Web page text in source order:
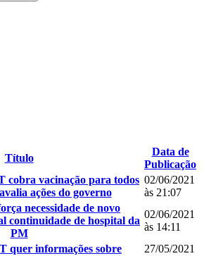
Título
Data de
Publicação
cobra vacinação para todos
ações do governo
02/06/2021
às 21:07
necessidade de novo
continuidade de hospital da
PM
02/06/2021
às 14:11
quer informações sobre
27/05/2021